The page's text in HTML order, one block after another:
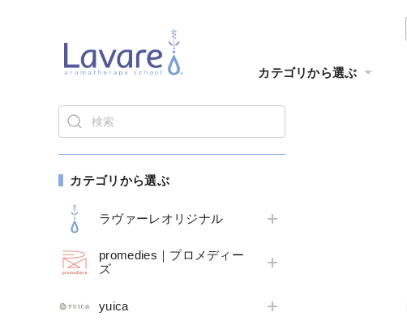
カテゴリから選ぶ
カテゴリから選ぶ
ラヴァーレオリジナル
promedies｜プロメディー
ズ
yuica